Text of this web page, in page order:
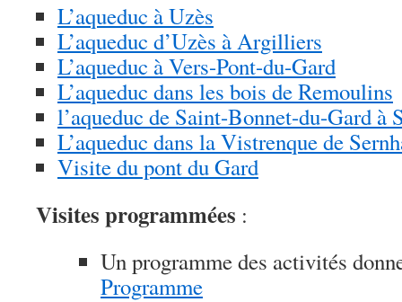
L’aqueduc à Uzès
L’aqueduc d’Uzès à Argilliers
L’aqueduc à Vers-Pont-du-Gard
L’aqueduc dans les bois de Remoulins
l’aqueduc de Saint-Bonnet-du-Gard à
L’aqueduc dans la Vistrenque de
Visite du pont du Gard
Visites programmées :
Un programme des activités
Programme